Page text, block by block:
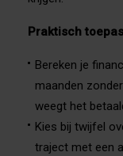
Praktisch
Bereken je
maanden
weegt het
Kies bij twijfel
traject met een